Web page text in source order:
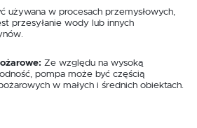
używana w procesach przemysłowych,
przesyłanie wody lub innych
Ze względu na wysoką
pompa może być częścią
w małych i średnich obiektach.